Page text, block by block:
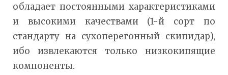
обладает постоянными характеристиками
и высокими качествами (1-й сорт по
стандарту на сухоперегонный скипидар),
ибо извлекаются только низкокипящие
компоненты.